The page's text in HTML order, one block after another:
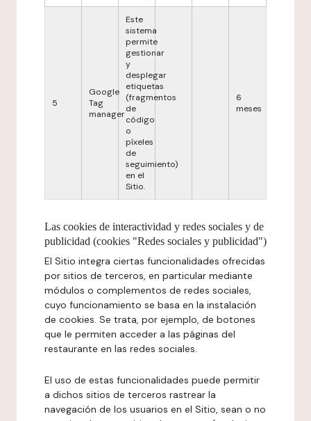
5
Google
Tag
manager
Este
sistema
permite
gestionar
y
desplegar
etiquetas
(fragmentos
de
código
o
píxeles
de
seguimiento)
en el
Sitio.
6
meses
Las cookies de interactividad y redes sociales y de
publicidad (cookies "Redes sociales y publicidad")
El Sitio integra ciertas funcionalidades ofrecidas
por sitios de terceros, en particular mediante
módulos o complementos de redes sociales,
cuyo funcionamiento se basa en la instalación
de cookies. Se trata, por ejemplo, de botones
que le permiten acceder a las páginas del
restaurante en las redes sociales.
El uso de estas funcionalidades puede permitir
a dichos sitios de terceros rastrear la
navegación de los usuarios en el Sitio, sean o no